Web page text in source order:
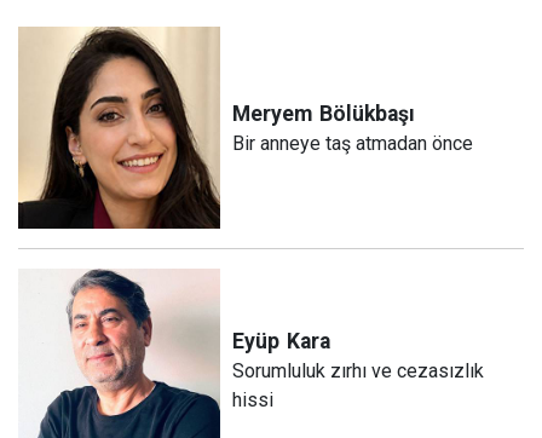
Meryem Bölükbaşı
Bir anneye taş atmadan önce
Eyüp Kara
Sorumluluk zırhı ve cezasızlık
hissi